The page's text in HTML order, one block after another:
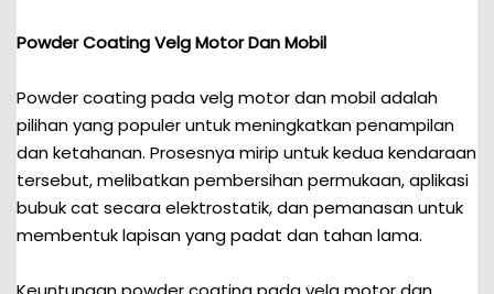
Powder Coating Velg Motor Dan Mobil
Powder coating pada velg motor dan mobil adalah
pilihan yang populer untuk meningkatkan penampilan
dan ketahanan. Prosesnya mirip untuk kedua kendaraan
tersebut, melibatkan pembersihan permukaan, aplikasi
bubuk cat secara elektrostatik, dan pemanasan untuk
membentuk lapisan yang padat dan tahan lama.